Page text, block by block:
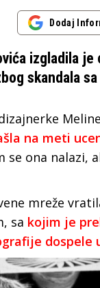
Dodaj
izgladila je
skandala
na meti
se ona nalazi,
mreže
sa kojim je
dospele